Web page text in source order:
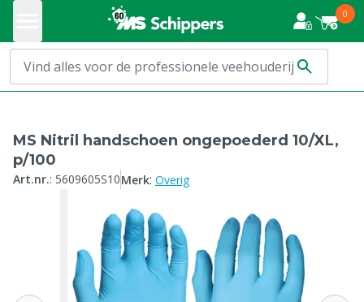
0
MS Nitril handschoen ongepoederd 10/XL,
p/100
Art.nr.: 5609605S10Merk: Overig